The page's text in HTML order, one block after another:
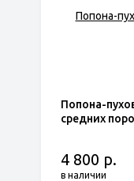
Попона-
средних
4 800 р.
в наличии